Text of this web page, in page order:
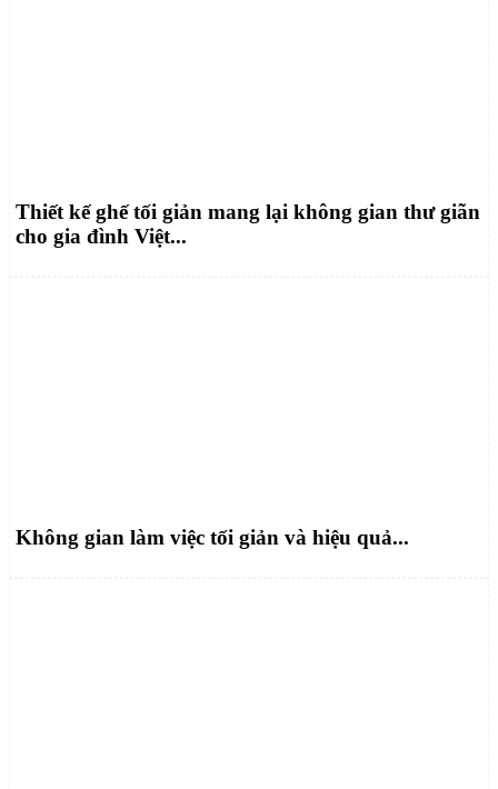
Thiết kế ghế tối giản mang lại không gian thư giãn
cho gia đình Việt...
Không gian làm việc tối giản và hiệu quả...